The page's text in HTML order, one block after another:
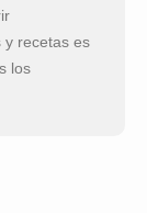
y recetas es
los